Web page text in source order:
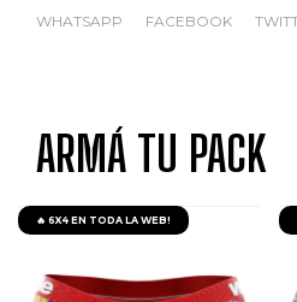
WHATSAPP FACEBOOK
ARMÁ TU PACK
🔥 6X4 EN TODA LA WEB!